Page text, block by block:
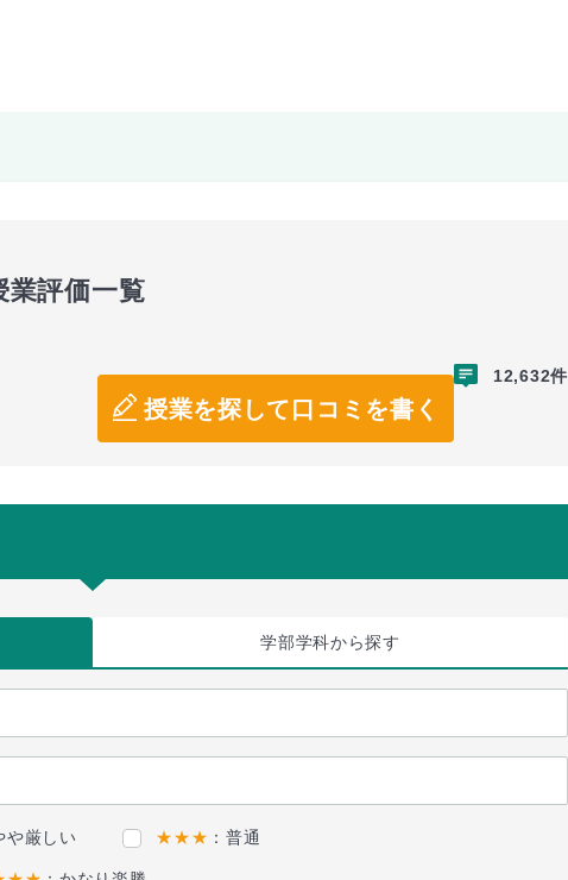
業評価一覧
授業を探して口コミを書く
12,632件
学部学科から探す
や厳しい ★★★ ：普通